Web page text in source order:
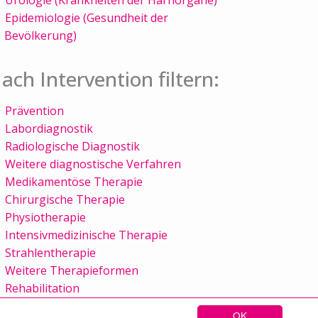
OK
Epidemiologie (Gesundheit der
Bevölkerung)
Intervention filtern:
Prävention
Labordiagnostik
Radiologische Diagnostik
Weitere diagnostische Verfahren
Medikamentöse Therapie
Chirurgische Therapie
Physiotherapie
Intensivmedizinische Therapie
Strahlentherapie
Weitere Therapieformen
Rehabilitation